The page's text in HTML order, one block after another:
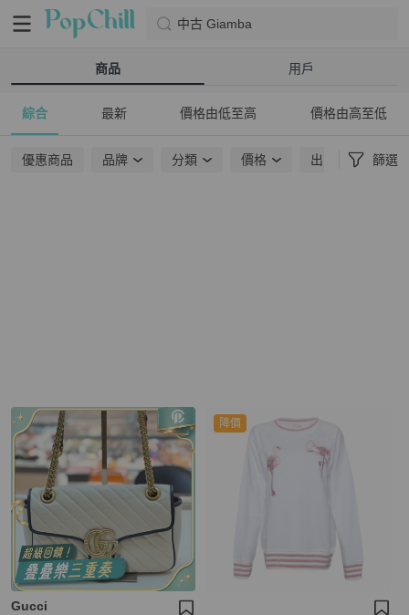
中古 Giamba
商品 用戶
綜合 最新 價格由低至高 價格由高至低
優惠商品 品牌 分類 價格 出貨地點 篩選
Gucci
降價